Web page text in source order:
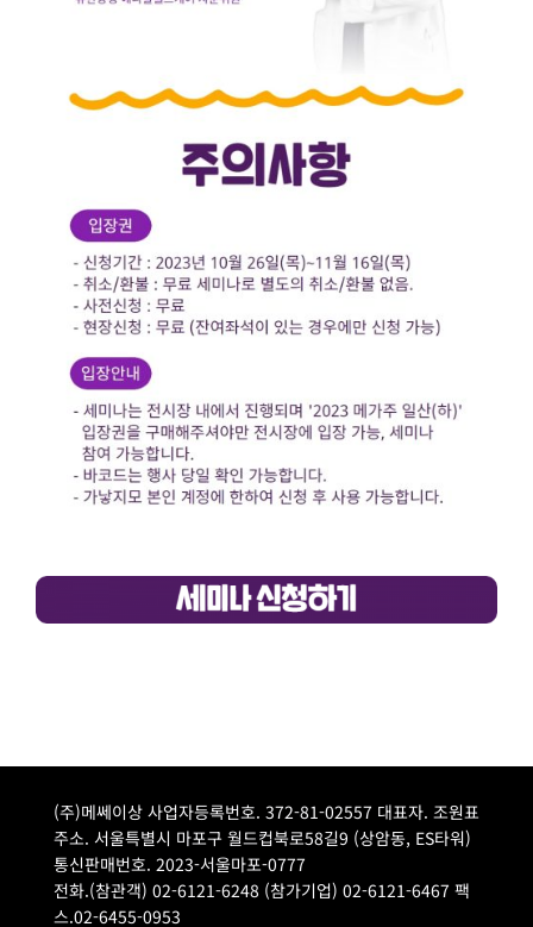
(주)메쎄이상 사업자등록번호. 372-81-02557 대표자. 조원표
주소. 서울특별시 마포구 월드컵북로58길9 (상암동, ES타워)
통신판매번호. 2023-서울마포-0777
전화.(참관객) 02-6121-6248 (참가기업) 02-6121-6467 팩
스.02-6455-0953